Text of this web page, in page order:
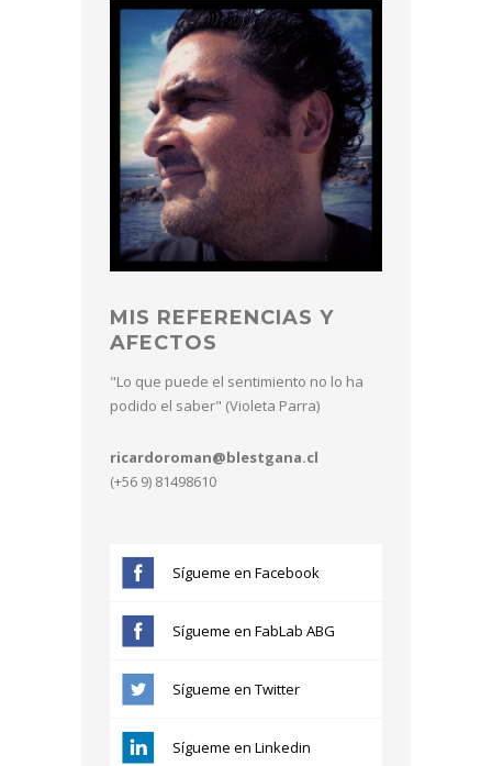
MIS REFERENCIAS Y
AFECTOS
"Lo que puede el sentimiento no lo ha
podido el saber" (Violeta Parra)
ricardoroman@blestgana.cl
(+56 9) 81498610
Sígueme en Facebook
Sígueme en FabLab ABG
Sígueme en Twitter
Sígueme en Linkedin